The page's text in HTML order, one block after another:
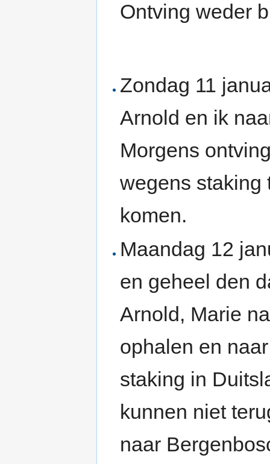
Ontving weder
Zondag 11
Arnold en ik
Morgens
wegens staking
komen.
Maandag 12
en geheel den
Arnold, Marie
ophalen en
staking in
kunnen niet
naar